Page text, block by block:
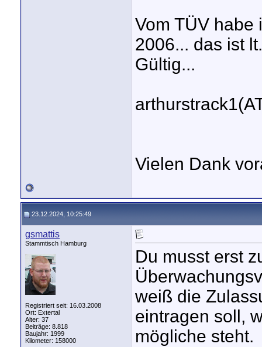
Vom TÜV habe
2006... das ist
Gültig...
Vielen Dank
23.12.2024, 10:25:49
gsmattis
Stammtisch Hamburg
Registriert seit: 16.03.2008
Ort: Extertal
Alter: 37
Beiträge: 8.818
Baujahr: 1999
Kilometer: 158000
Du musst erst
weiß die
eintragen soll,
mögliche steht.